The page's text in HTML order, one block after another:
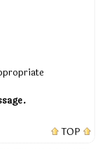
TOP